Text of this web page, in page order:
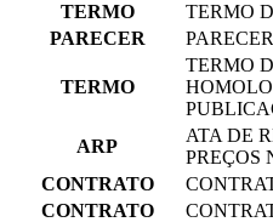
TERMO
TERMO
PARECER
TERMO
TERMO
ARP
ATA DE
PREÇOS
CONTRATO
CONTRATO